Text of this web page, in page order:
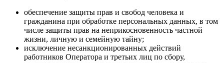
обеспечение защиты прав и свобод человека и
гражданина при обработке персональных данных, в том
числе защиты прав на неприкосновенность частной
жизни, личную и семейную тайну;
исключение несанкционированных действий
работников Оператора и третьих лиц по сбору,